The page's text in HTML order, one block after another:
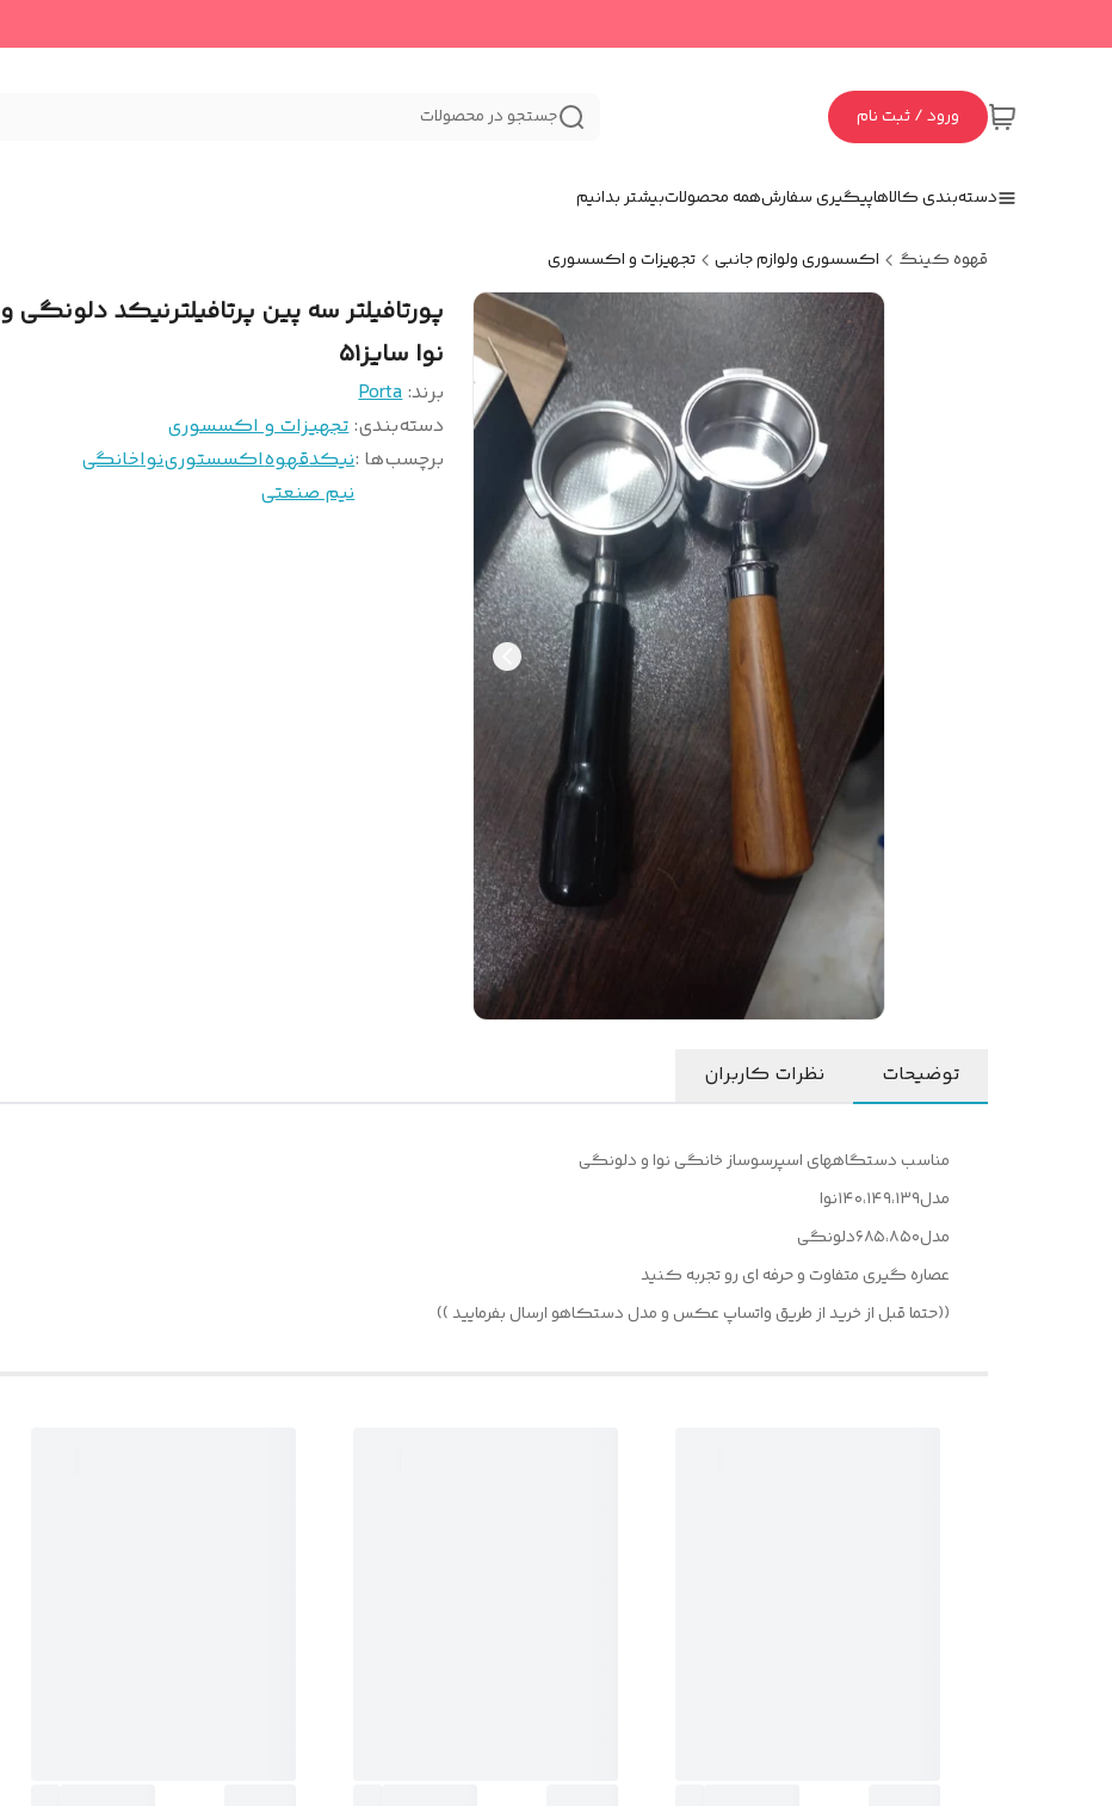
ورود / ثبت نام جستجو در محصولات
دسته‌بندی کالاهاپیگیری سفارشهمه محصولاتبیشتر بدانیم
قهوه کینگ اکسسوری و‌لوازم جانبی تجهیزات و اکسسوری
پورتافیلتر سه پین پرتافیلترنیکد دلونگی و
نوا سایز۵۱
برند:Porta
دسته‌بندی:تجهیزات و اکسسوری
برچسب‌ها :نیکدقهوهاکسستورینواخانگی
نیم صنعتی
توضیحات نظرات کاربران
مناسب دستگاههای اسپرسوساز خانگی نوا و دلونگی
مدل۱۴۰،۱۴۹،۱۳۹نوا
مدل۶۸۵،۸۵۰دلونگی
عصاره گیری متفاوت و حرفه ای رو تجربه کنید
((حتما قبل از خرید از طریق واتساپ عکس و مدل دستکاهو ارسال بفرمایید ))